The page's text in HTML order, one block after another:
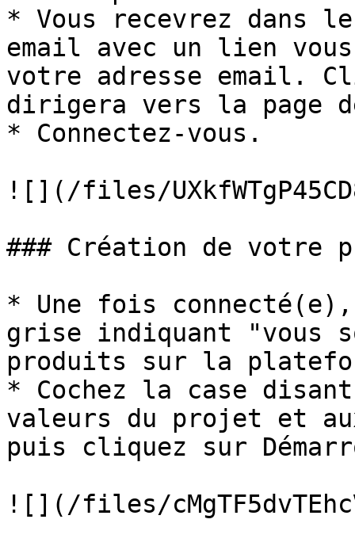
* Vous recevrez dans
email avec un lien
votre adresse email.
dirigera vers la page
* Connectez-vous.
![](/files/
### Création de votre
* Une fois
grise indiquant "vous
produits sur la
* Cochez la case
valeurs du projet et
puis cliquez sur
![](/files/